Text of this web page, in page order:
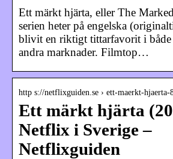
Ett märkt hjärta, eller The
serien heter på engelska
blivit en riktigt tittarfavorit i både
andra marknader. Filmtop…
http s://netflixguiden.se › ett-maerkt-hjaerta-
Ett märkt hjärta
Netflix i Sverige –
Netflixguiden